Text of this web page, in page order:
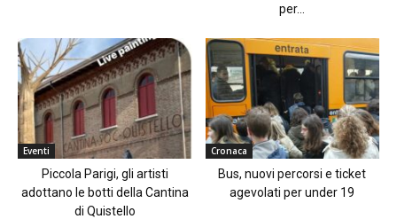
per...
Eventi
Piccola Parigi, gli artisti
adottano le botti della Cantina
di Quistello
Cronaca
Bus, nuovi percorsi e ticket
agevolati per under 19